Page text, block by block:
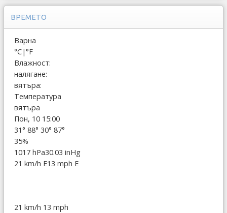
ВРЕМЕТО
Варна
°C|°F
Влажност:
налягане:
вятъра:
Температура
вятъра
Пон, 10 15:00
31° 88° 30° 87°
35%
1017 hPa30.03 inHg
21 km/h E13 mph E
21 km/h 13 mph